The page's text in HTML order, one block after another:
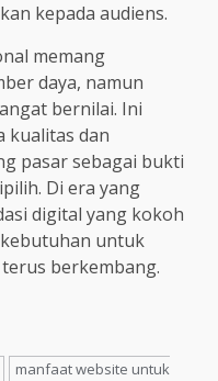
kepada audiens.
memang
daya, namun
bernilai. Ini
kualitas dan
pasar sebagai bukti
Di era yang
digital yang kokoh
untuk
berkembang.
manfaat website untuk